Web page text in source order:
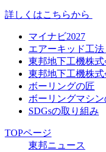
詳しくはこちらから
マイナビ2027
エアーキッド工
東邦地下工機株
東邦地下工機株
ボーリングの匠
ボーリングマシ
SDGsの取り組み
TOPページ
東邦ニュース